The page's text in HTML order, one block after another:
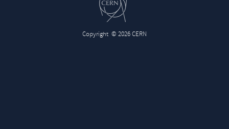
Copyright © 2026 CERN